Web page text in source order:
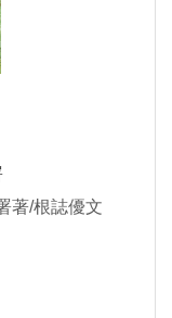
著/根誌優文